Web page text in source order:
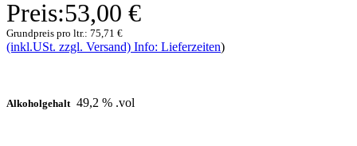
Preis:53,00 €
Grundpreis pro ltr.: 75,71 €
(inkl.USt. zzgl. Versand) Info: Lieferzeiten)
Alkoholgehalt 49,2 % .vol